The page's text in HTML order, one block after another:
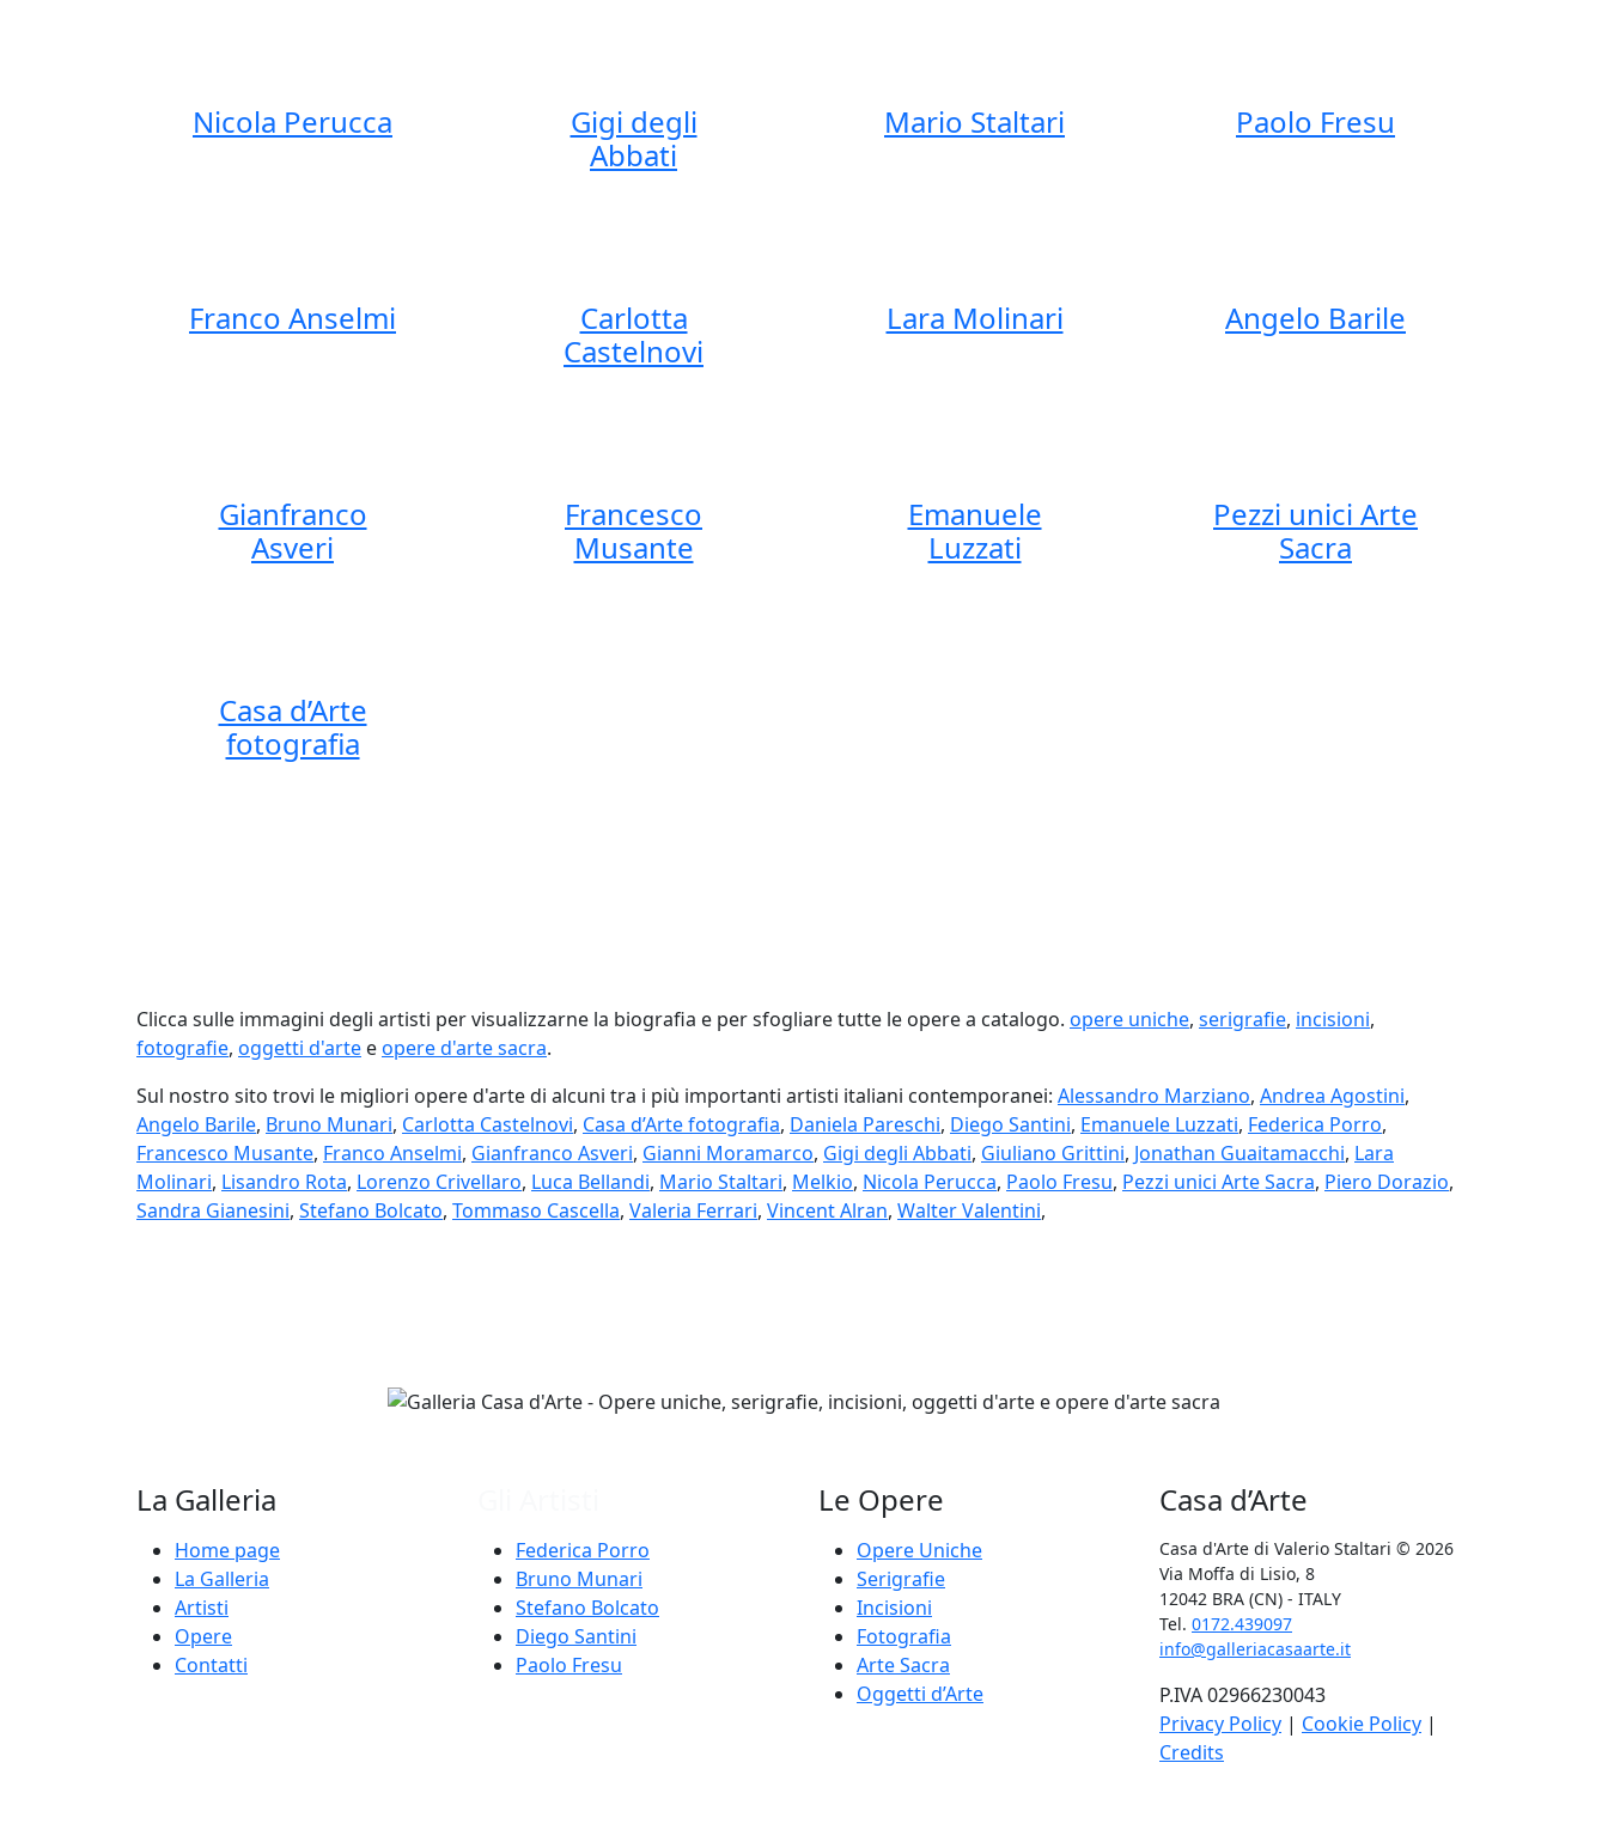
Nicola Perucca
Gigi degli
Abbati
Mario Staltari Paolo Fresu
Franco Anselmi
Carlotta
Castelnovi
Lara Molinari Angelo Barile
Gianfranco
Asveri
Francesco
Musante
Emanuele
Luzzati
Pezzi unici Arte
Sacra
Casa d’Arte
fotografia
Clicca sulle immagini degli artisti per visualizzarne la biografia e per sfogliare tutte le opere a catalogo. opere uniche, serigrafie, incisioni,
fotografie, oggetti d'arte eopere d'arte sacra.
Sul nostro sito trovi le migliori opere d'arte di alcuni tra i più importanti artisti italiani contemporanei: Alessandro Marziano, Andrea Agostini,
Angelo Barile, Bruno Munari, Carlotta Castelnovi, Casa d’Arte fotografia, Daniela Pareschi, Diego Santini, Emanuele Luzzati, Federica Porro,
Francesco Musante, Franco Anselmi, Gianfranco Asveri, Gianni Moramarco, Gigi degli Abbati, Giuliano Grittini, Jonathan Guaitamacchi, Lara
Molinari, Lisandro Rota, Lorenzo Crivellaro, Luca Bellandi, Mario Staltari, Melkio, Nicola Perucca, Paolo Fresu, Pezzi unici Arte Sacra, Piero Dorazio,
Sandra Gianesini, Stefano Bolcato, Tommaso Cascella, Valeria Ferrari, Vincent Alran, Walter Valentini,
La Galleria
Home page
La Galleria
Artisti
Opere
Contatti
Federica Porro
Bruno Munari
Stefano Bolcato
Diego Santini
Paolo Fresu
Le Opere
Opere Uniche
Serigrafie
Incisioni
Fotografia
Arte Sacra
Oggetti d’Arte
Casa d’Arte
Casa d'Arte di Valerio Staltari © 2026
Via Moffa di Lisio, 8
12042 BRA (CN) - ITALY
Tel. 0172.439097
info@galleriacasaarte.it
P.IVA 02966230043
Privacy Policy | Cookie Policy |
Credits